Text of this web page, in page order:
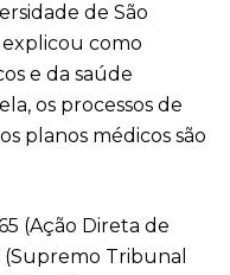
de São
como
e da saúde
os processos de
planos médicos são
(Ação Direta de
Tribunal